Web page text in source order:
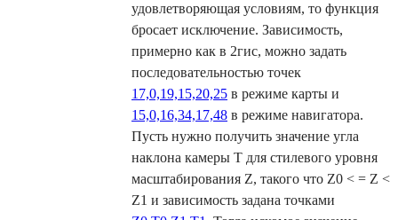
удовлетворяющая условиям, то функция
бросает исключение. Зависимость,
примерно как в 2гис, можно задать
последовательностью точек
17,0,19,15,20,25 в режиме карты и
15,0,16,34,17,48 в режиме навигатора.
Пусть нужно получить значение угла
наклона камеры T для стилевого уровня
масштабирования Z, такого что Z0 < = Z <
Z1 и зависимость задана точками